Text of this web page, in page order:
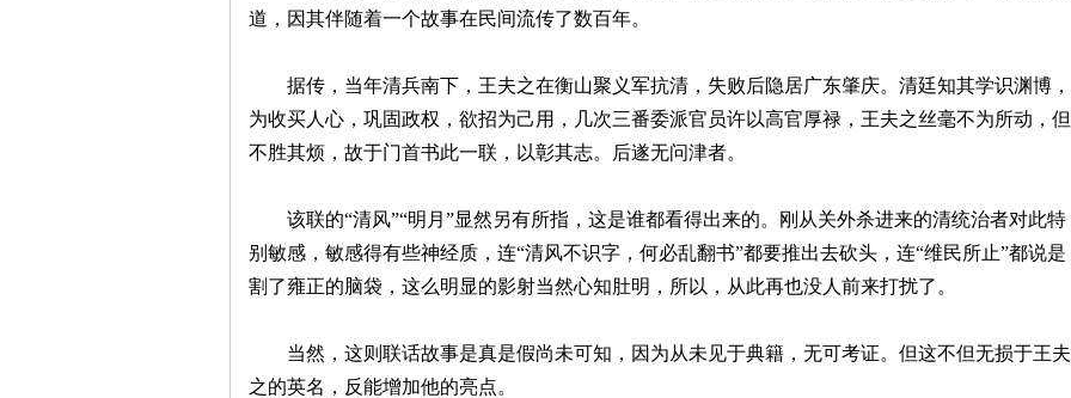
道，因其伴随着一个故事在民间流传了数百年。
据传，当年清兵南下，王夫之在衡山聚义军抗清，失败后隐居广东肇庆。清廷知其学识渊博，
为收买人心，巩固政权，欲招为己用，几次三番委派官员许以高官厚禄，王夫之丝毫不为所动，但
不胜其烦，故于门首书此一联，以彰其志。后遂无问津者。
该联的“清风”“明月”显然另有所指，这是谁都看得出来的。刚从关外杀进来的清统治者对此特
别敏感，敏感得有些神经质，连“清风不识字，何必乱翻书”都要推出去砍头，连“维民所止”都说是
割了雍正的脑袋，这么明显的影射当然心知肚明，所以，从此再也没人前来打扰了。
当然，这则联话故事是真是假尚未可知，因为从未见于典籍，无可考证。但这不但无损于王夫
之的英名，反能增加他的亮点。